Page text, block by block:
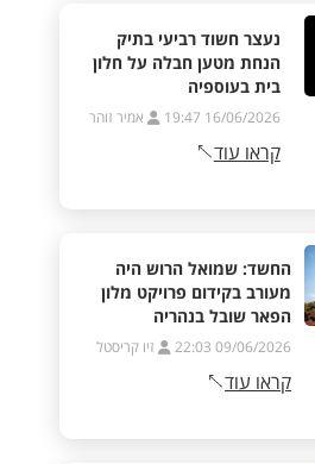
נעצר חשוד רביעי בתיק
הנחת מטען חבלה על חלון
בית בעוספיה
16/06/2026 19:47 אמיר זוהר
קראו עוד
החשד: שמואל הרוש היה
מעורב בקידום פרויקט מלון
הפאר שובל בנהריה
09/06/2026 22:03 זיו קריסטל
קראו עוד